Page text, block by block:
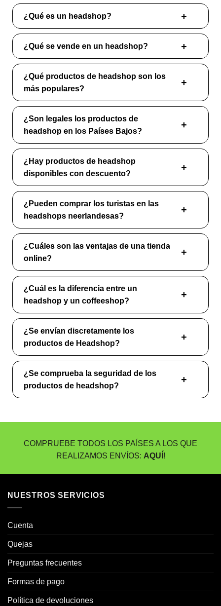
¿Qué es un headshop?
¿Qué se vende en un headshop?
¿Qué productos de headshop son los
más populares?
¿Son legales los productos de
headshop en los Países Bajos?
¿Hay productos de headshop
disponibles con descuento?
¿Pueden comprar los turistas en las
headshops neerlandesas?
¿Cuáles son las ventajas de una tienda
online?
¿Cuál es la diferencia entre un
headshop y un coffeeshop?
¿Se envían discretamente los
productos de Headshop?
¿Se comprueba la seguridad de los
productos de headshop?
COMPRUEBE TODOS LOS PAÍSES A LOS QUE
REALIZAMOS ENVÍOS: AQUÍ !
NUESTROS SERVICIOS
Cuenta
Quejas
Preguntas frecuentes
Formas de pago
Política de devoluciones